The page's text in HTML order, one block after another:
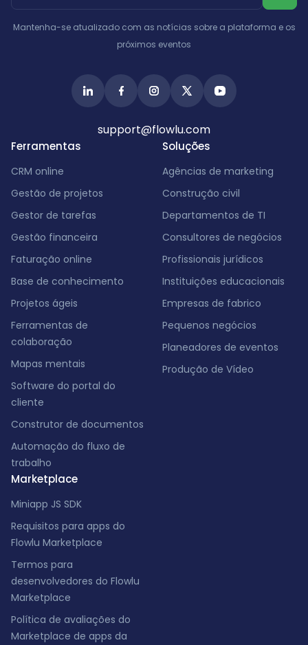
Ferramentas
CRM online
Gestão de projetos
Gestor de tarefas
Gestão financeira
Faturação online
Base de conhecimento
Projetos ágeis
Ferramentas de
colaboração
Mapas mentais
Software do portal do
cliente
Construtor de documentos
Automação do fluxo de
trabalho
Marketplace
Miniapp JS SDK
Requisitos para apps do
Flowlu Marketplace
Termos para
desenvolvedores do Flowlu
Marketplace
Política de avaliações do
Marketplace de apps da
Soluções
Agências de marketing
Construção civil
Departamentos de TI
Consultores de negócios
Profissionais jurídicos
Instituições educacionais
Empresas de fabrico
Pequenos negócios
Planeadores de eventos
Produção de Vídeo
Mantenha-se atualizado com as notícias sobre a plataforma e os
próximos eventos
support@flowlu.com